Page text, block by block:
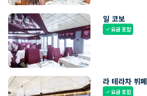
일 코보
check요금 포함
라 테라차 뷔페
check요금 포함